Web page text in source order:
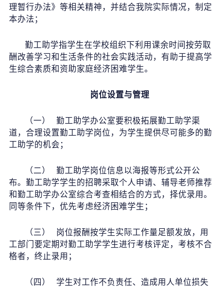
理暂行办法》等相关精神，并结合我院实际情况，制定
本办法；
勤工助学指学生在学校组织下利用课余时间按劳取
酬改善学习和生活条件的社会实践活动，有助于提高学
生综合素质和资助家庭经济困难学生。
岗位设置与管理
（一） 勤工助学办公室要积极拓展勤工助学渠
道，合理设置勤工助学岗位，为学生提供尽可能多的勤
工助学的机会；
（二） 勤工助学岗位信息以海报等形式公开公
布。勤工助学学生的招聘采取个人申请、辅导老师推荐
和勤工助学办公室综合考查相结合的方式，择优录用。
同等条件下，优先考虑经济困难学生；
（三） 岗位报酬按学生实际工作量足额发放，用
工部门要定期对勤工助学学生进行考核评定，考核不合
格者，终止录用；
（四） 学生对工作不负责任、造成用人单位损失